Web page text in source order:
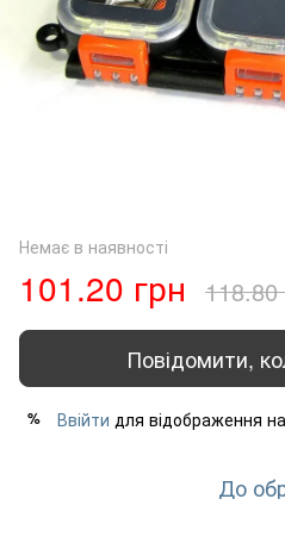
Немає в наявності
101.20 грн 118.80
Повідомити,
% Ввійти для відображення
До